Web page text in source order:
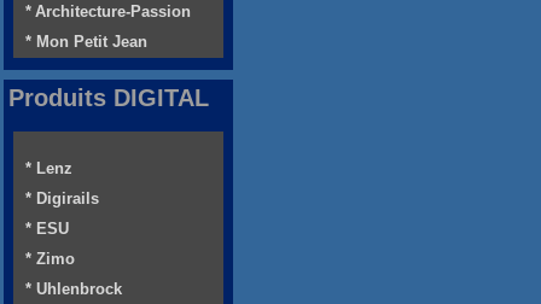
* Architecture-Passion
* Mon Petit Jean
Produits DIGITAL
* Lenz
* Digirails
* ESU
* Zimo
* Uhlenbrock